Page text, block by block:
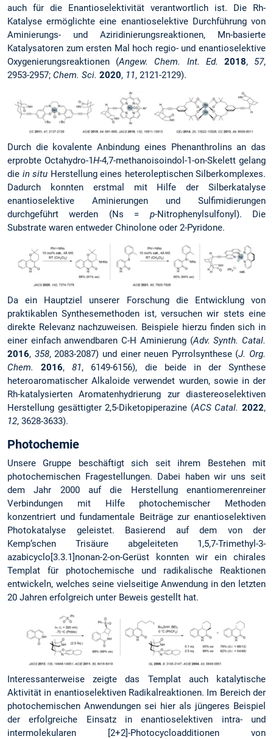
auch für die Enantioselektivität verantwortlich ist. Die Rh-
Katalyse ermöglichte eine enantioselektive Durchführung von
Aminierungs- und Aziridinierungs­reaktionen, Mn-basierte
Katalysatoren zum ersten Mal hoch regio- und enantioselektive
Oxygenierungs­reaktionen (Angew. Chem. Int. Ed. 2018, 57,
2953-2957; Chem. Sci. 2020, 11, 2121-2129).
Durch die kovalente Anbindung eines Phenanthrolins an das
erprobte Octahydro-1H-4,7-methanoisoindol-1-on-Skelett gelang
die in situ Herstellung eines heteroleptischen Silberkomplexes.
Dadurch konnten erstmal mit Hilfe der Silberkatalyse
enantioselektive Aminierungen und Sulfimidierungen
durchgeführt werden (Ns = p-Nitrophenylsulfonyl). Die
Substrate waren entweder Chinolone oder 2-Pyridone.
Da ein Hauptziel unserer Forschung die Entwicklung von
praktikablen Synthesemethoden ist, versuchen wir stets eine
direkte Relevanz nachzuweisen. Beispiele hierzu finden sich in
einer einfach anwendbaren C-H Aminierung (Adv. Synth. Catal.
2016, 358, 2083-2087) und einer neuen Pyrrolsynthese (J. Org.
Chem.
2016,81, 6149-6156), die beide in der Synthese
heteroaromatischer Alkaloide verwendet wurden, sowie in der
Rh-katalysierten Aromatenhydrierung zur diastereoselektiven
Herstellung gesättigter 2,5-Diketopiperazine (ACS Catal. 2022,
12, 3628-3633).
Photochemie
Unsere Gruppe beschäftigt sich seit ihrem Bestehen mit
photochemischen Fragestellungen. Dabei haben wir uns seit
dem Jahr 2000 auf die Herstellung enantiomerenreiner
Verbindungen mit Hilfe photochemischer Methoden
konzentriert und fundamentale Beiträge zur enantioselektiven
Photokatalyse geleistet. Basierend auf dem von der
Kemp‘schen Trisäure abgeleiteten 1,5,7-Trimethyl-3-
azabicyclo[3.3.1]nonan-2-on-Gerüst konnten wir ein chirales
Templat für photochemische und radikalische Reaktionen
entwickeln, welches seine vielseitige Anwendung in den letzten
20 Jahren erfolgreich unter Beweis gestellt hat.
Interessanterweise zeigte das Templat auch katalytische
Aktivität in enantioselektiven Radikalreaktionen. Im Bereich der
photochemischen Anwendungen sei hier als jüngeres Beispiel
der erfolgreiche Einsatz in enantioselektiven intra- und
intermolekularen [2+2]-Photocycloadditionen von